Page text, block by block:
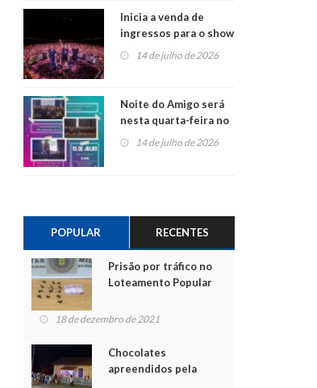
Inicia a venda de
ingressos para o show
do Jota Quest nos 45
anos da Sicredi Ouro
14 de julho de 2026
Noite do Amigo será
nesta quarta-feira no
Centro de Cultura de
14 de julho de 2026
POPULAR RECENTES
Prisão por tráfico no
Loteamento Popular
18 de dezembro de 2021
Chocolates
apreendidos pela